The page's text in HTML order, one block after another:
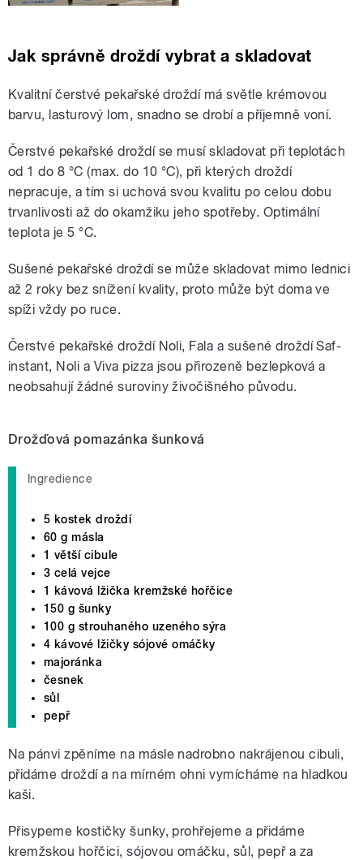
Jak správně droždí vybrat a skladovat
Kvalitní čerstvé pekařské droždí má světle krémovou
barvu, lasturový lom, snadno se drobí a příjemně voní.
Čerstvé pekařské droždí se musí skladovat při teplotách
od 1 do 8 °C (max. do 10 °C), při kterých droždí
nepracuje, a tím si uchová svou kvalitu po celou dobu
trvanlivosti až do okamžiku jeho spotřeby. Optimální
teplota je 5 °C.
Sušené pekařské droždí se může skladovat mimo lednici
až 2 roky bez snížení kvality, proto může být doma ve
spíži vždy po ruce.
Čerstvé pekařské droždí Noli, Fala a sušené droždí Saf-
instant, Noli a Viva pizza jsou přirozeně bezlepková a
neobsahují žádné suroviny živočišného původu.
Drožďová pomazánka šunková
Ingredience
5 kostek droždí
60 g másla
1 větší cibule
3 celá vejce
1 kávová lžička kremžské hořčice
150 g šunky
100 g strouhaného uzeného sýra
4 kávové lžičky sójové omáčky
majoránka
česnek
sůl
pepř
Na pánvi zpěníme na másle nadrobno nakrájenou cibuli,
přidáme droždí a na mírném ohni vymícháme na hladkou
kaši.
Přisypeme kostičky šunky, prohřejeme a přidáme
kremžskou hořčici, sójovou omáčku, sůl, pepř a za